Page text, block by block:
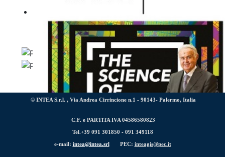
Comune di Troina
© INTEA S.r.l. , Via Andrea Cirrincione n.1 - 90143- Palermo, Italia
C.F. e PARTITA IVA 04586580823
Tel.+39 091 301850 - 091 349118
e-mail: intea@intea.srl PEC: inteagis@pec.it